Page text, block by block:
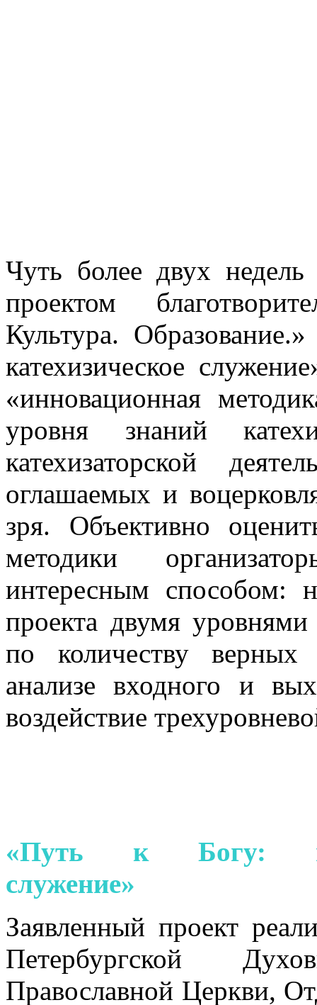
Чуть более двух
проектом
Культура.
катехизическое
«инновационная
уровня знаний
катехизаторской
оглашаемых и
зря. Объективно
методики
интересным способом:
проекта двумя
по количеству верных
анализе входного и
воздействие
«Путь к Богу:
служение»
Заявленный проект
Петербургской
Православной Церкви,